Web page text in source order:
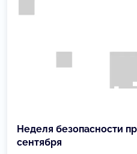
Неделя безопасности
сентября